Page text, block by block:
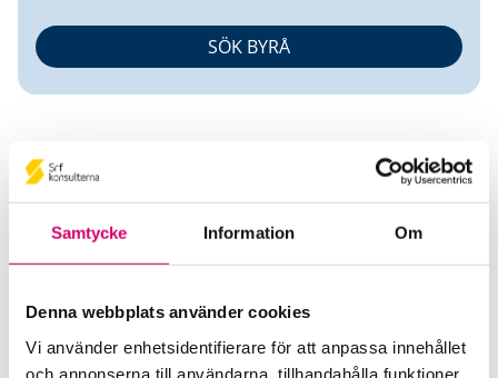
Samtycke Information Om
Denna webbplats använder cookies
Vi använder enhetsidentifierare för att anpassa innehållet
och annonserna till användarna, tillhandahålla funktioner
Jennifer Mertanen
Auktoriserad Redovisnings- och Lönekonsult
Srf Certifierad Affärsrådgivare